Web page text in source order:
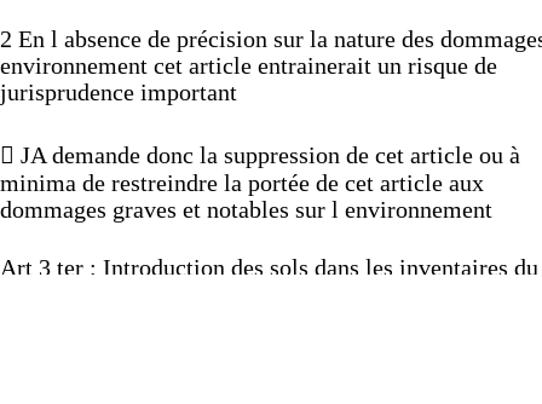
2 En l absence de précision sur la nature des
environnement cet article entrainerait un risque de
jurisprudence important
 JA demande donc la suppression de cet article ou à
minima de restreindre la portée de cet article aux
dommages graves et notables sur l environnement
Art 3 ter : Introduction des sols dans les inventaires du